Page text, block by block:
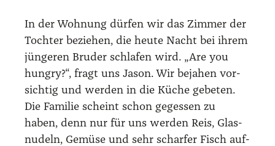
In der Woh­nung dür­fen wir das Zim­mer der
Toch­ter bezie­hen, die heu­te Nacht bei ihrem
jün­ge­ren Bru­der schla­fen wird. „Are you
hun­gry?“, fragt uns Jason. Wir beja­hen vor­
sich­tig und wer­den in die Küche gebe­ten.
Die Fami­lie scheint schon geges­sen zu
haben, denn nur für uns wer­den Reis, Glas­
nu­deln, Gemü­se und sehr schar­fer Fisch auf­